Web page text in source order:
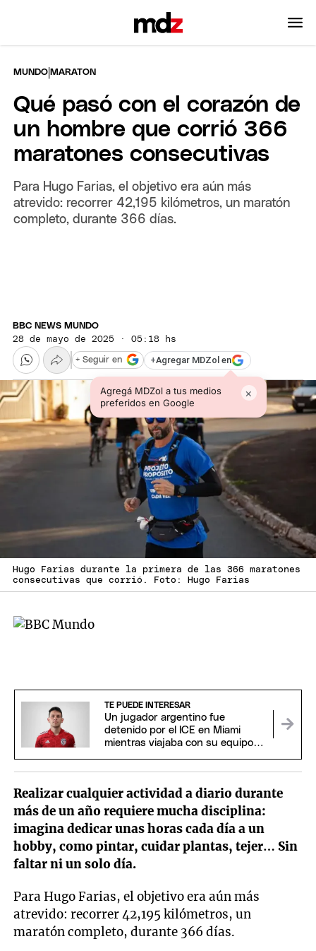
MUNDO |MARATON
Qué pasó con el corazón de
un hombre que corrió 366
maratones consecutivas
Para Hugo Farias, el objetivo era aún más
atrevido: recorrer 42,195 kilómetros, un maratón
completo, durante 366 días.
BBC NEWS MUNDO
28 de mayo de 2025 · 05:18 hs
+Agregar MDZol en
Agregá MDZol a tus medios
preferidos en Google
×
+ Seguir en
Hugo Farias durante la primera de las 366 maratones
consecutivas que corrió. Foto: Hugo Farias
TE PUEDE INTERESAR
Un jugador argentino fue
detenido por el ICE en Miami
mientras viajaba con su equipo
Realizar cualquier actividad a diario durante
más de un año requiere mucha disciplina:
imagina dedicar unas horas cada día a un
hobby, como pintar, cuidar plantas, tejer… Sin
faltar ni un solo día.
Para Hugo Farias, el objetivo era aún más
atrevido: recorrer 42,195 kilómetros, un
maratón completo, durante 366 días.